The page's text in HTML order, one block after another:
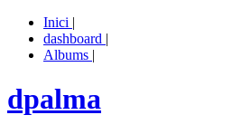
Inici |
dashboard |
Albums |
dpalma